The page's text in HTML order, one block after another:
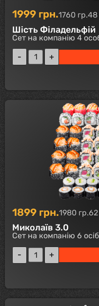
1999 грн.1760 гр.48
Шість Філадельфій
Сет на компанію 4
1899 грн.1980 гр.
Миколаїв 3.0
Сет на компанію 6 осіб